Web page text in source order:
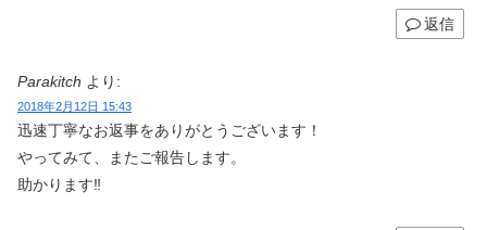
返信
Parakitch より:
2018年2月12日 15:43
迅速丁寧なお返事をありがとうございます！
やってみて、またご報告します。
助かります‼